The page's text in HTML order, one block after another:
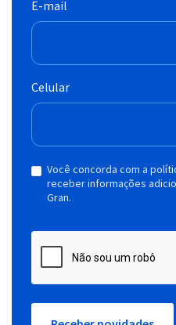
E-mail
Celular
Você concorda com a
receber informações
Gran.